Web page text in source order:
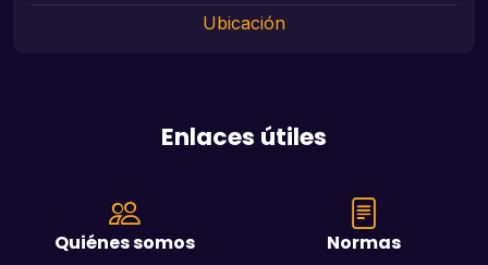
Ubicación
Enlaces útiles
Quiénes somos Normas